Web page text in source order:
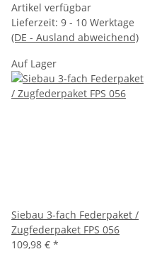
Artikel verfügbar
Lieferzeit: 9 - 10 Werktage
(DE - Ausland abweichend)
Auf Lager
Siebau 3-fach Federpaket /
Zugfederpaket FPS 056
109,98 € *